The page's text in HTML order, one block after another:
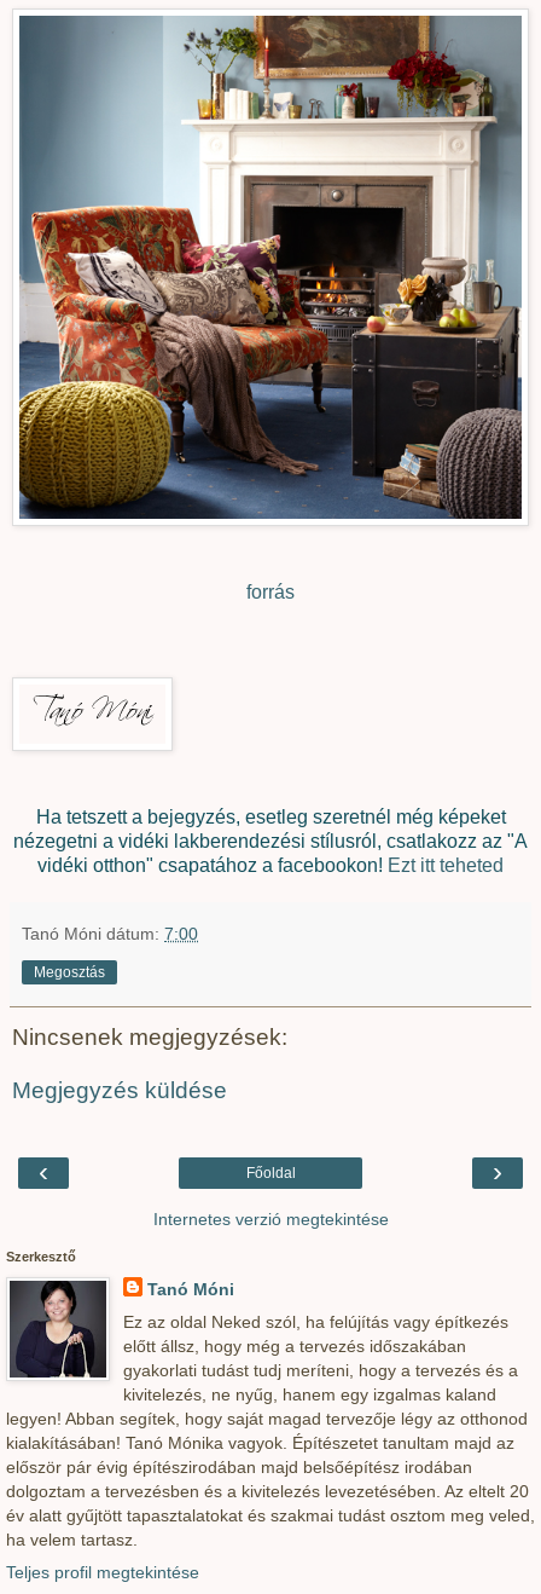
forrás
Ha tetszett a bejegyzés, esetleg szeretnél még képeket
nézegetni a vidéki lakberendezési stílusról, csatlakozz az "A
vidéki otthon" csapatához a facebookon! Ezt itt teheted
Tanó Móni dátum: 7:00
Megosztás
Nincsenek megjegyzések:
Megjegyzés küldése
‹ ›
Főoldal
Internetes verzió megtekintése
Szerkesztő
Tanó Móni
Ez az oldal Neked szól, ha felújítás vagy építkezés
előtt állsz, hogy még a tervezés időszakában
gyakorlati tudást tudj meríteni, hogy a tervezés és a
kivitelezés, ne nyűg, hanem egy izgalmas kaland
legyen! Abban segítek, hogy saját magad tervezője légy az otthonod
kialakításában! Tanó Mónika vagyok. Építészetet tanultam majd az
először pár évig építészirodában majd belsőépítész irodában
dolgoztam a tervezésben és a kivitelezés levezetésében. Az eltelt 20
év alatt gyűjtött tapasztalatokat és szakmai tudást osztom meg veled,
ha velem tartasz.
Teljes profil megtekintése